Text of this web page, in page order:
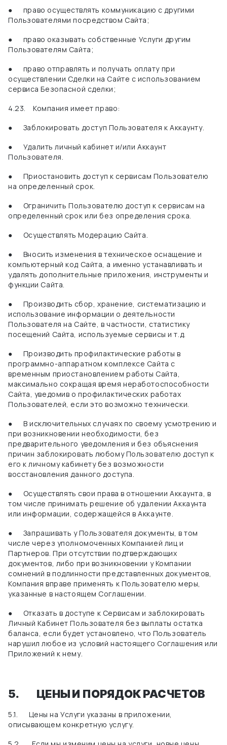
●
право осуществлять коммуникацию с другими
Пользователями посредством Сайта;
●
право оказывать собственные Услуги другим
Пользователям Сайта;
●
право отправлять и получать оплату при
осуществлении Сделки на Сайте с использованием
сервиса Безопасной сделки;
4.23.
Компания имеет право:
●
Заблокировать доступ Пользователя к Аккаунту.
●
Удалить личный кабинет и/или Аккаунт
Пользователя.
●
Приостановить доступ к сервисам Пользователю
на определенный срок.
●
Ограничить Пользователю доступ к сервисам на
определенный срок или без определения срока.
●
Осуществлять Модерацию Сайта.
●
Вносить изменения в техническое оснащение и
компьютерный код Сайта, а именно устанавливать и
удалять дополнительные приложения, инструменты и
функции Сайта.
●
Производить сбор, хранение, систематизацию и
использование информации о деятельности
Пользователя на Сайте, в частности, статистику
посещений Сайта, используемые сервисы и т.д.
●
Производить профилактические работы в
программно-аппаратном комплексе Сайта с
временным приостановлением работы Сайта,
максимально сокращая время неработоспособности
Сайта, уведомив о профилактических работах
Пользователей, если это возможно технически.
●
В исключительных случаях по своему усмотрению и
при возникновении необходимости, без
предварительного уведомления и без объяснения
причин заблокировать любому Пользователю доступ к
его к личному кабинету без возможности
восстановления данного доступа.
●
Осуществлять свои права в отношении Аккаунта, в
том числе принимать решение об удалении Аккаунта
или информации, содержащейся в Аккаунте.
●
Запрашивать у Пользователя документы, в том
числе через уполномоченных Компанией лиц и
Партнеров. При отсутствии подтверждающих
документов, либо при возникновении у Компании
сомнений в подлинности представленных документов,
Компания вправе применять к Пользователю меры,
указанные в настоящем Соглашении.
●
Отказать в доступе к Сервисам и заблокировать
Личный Кабинет Пользователя без выплаты остатка
баланса, если будет установлено, что Пользователь
нарушил любое из условий настоящего Соглашения или
Приложений к нему.
5. ЦЕНЫ И ПОРЯДОК РАСЧЕТОВ
5.1.
Цены на Услуги указаны в приложении,
описывающем конкретную услугу.